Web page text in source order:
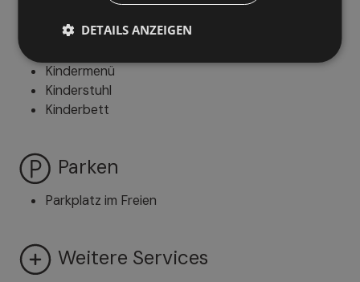
Familien & Kinder
Kindermenü
Kinderstuhl
Kinderbett
Parken
Parkplatz im Freien
Weitere Services
DETAILS ANZEIGEN